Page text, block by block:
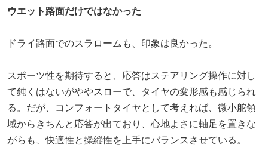
ウエット路面だけではなかった
ドライ路面でのスラロームも、印象は良かった。
スポーツ性を期待すると、応答はステアリング操作に対し
て鈍くはないがややスローで、タイヤの変形感も感じられ
る。だが、コンフォートタイヤとして考えれば、微小舵領
域からきちんと応答が出ており、心地よさに軸足を置きな
がらも、快適性と操縦性を上手にバランスさせている。